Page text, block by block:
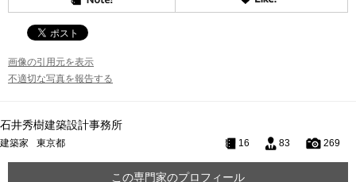
画像の引用元を表示
不適切な写真を報告する
石井秀樹建築設計事務所
建築家 東京都 16 83 269
この専門家のプロフィール